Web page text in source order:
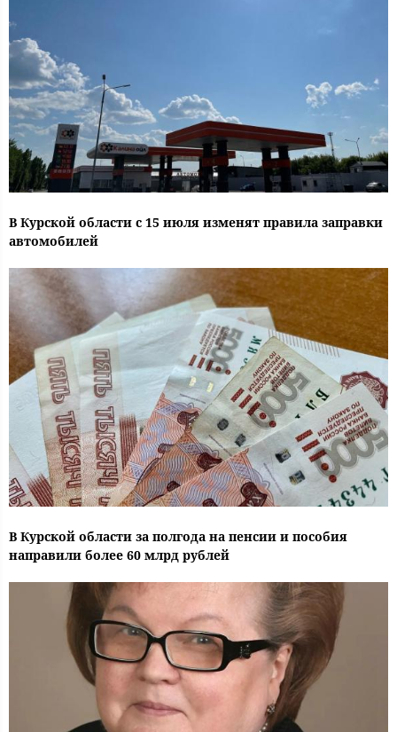
В Курской области с 15 июля изменят правила заправки
автомобилей
В Курской области за полгода на пенсии и пособия
направили более 60 млрд рублей